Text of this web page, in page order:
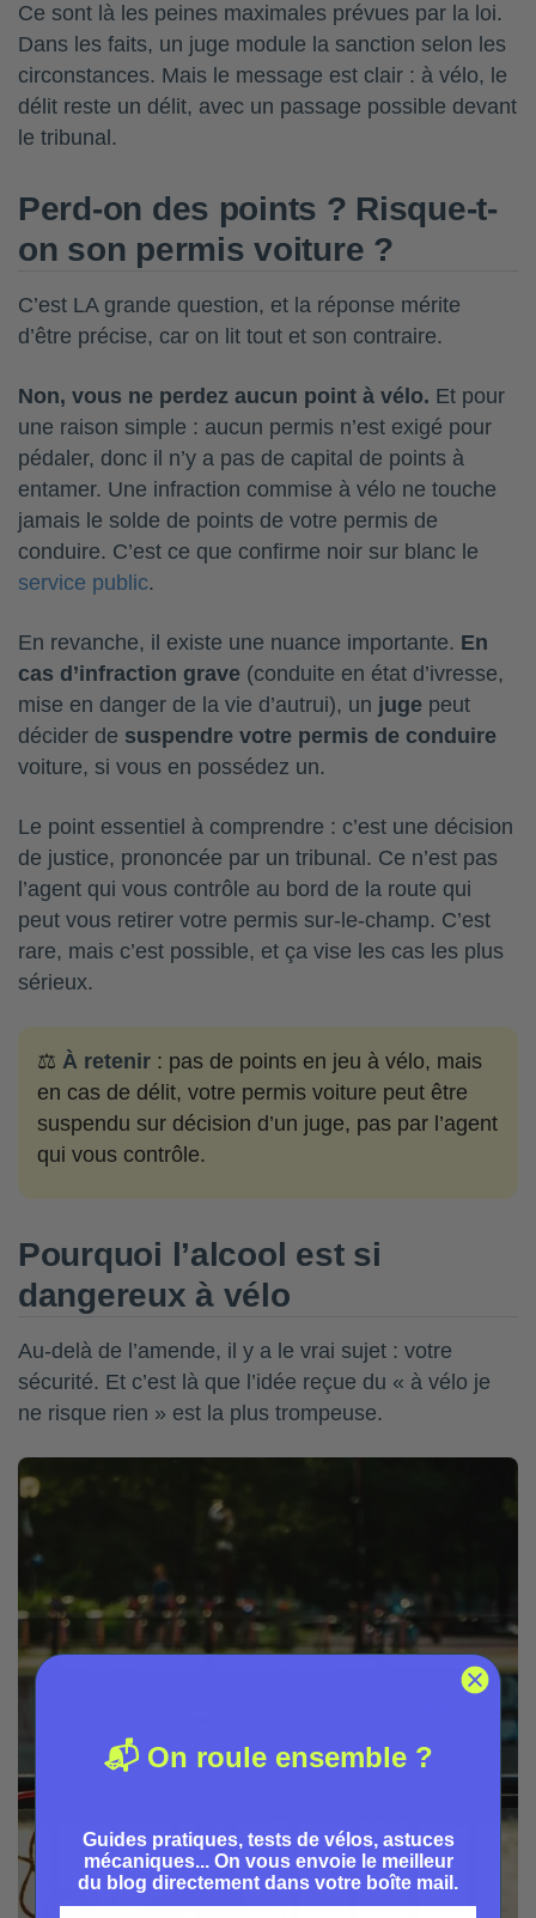
Ce sont là les peines maximales prévues par la loi.
Dans les faits, un juge module la sanction selon les
circonstances. Mais le message est clair : à vélo, le
délit reste un délit, avec un passage possible devant
le tribunal.
Perd-on des points ? Risque-t-
on son permis voiture ?
C’est LA grande question, et la réponse mérite
d’être précise, car on lit tout et son contraire.
Non, vous ne perdez aucun point à vélo. Et pour
une raison simple : aucun permis n’est exigé pour
pédaler, donc il n’y a pas de capital de points à
entamer. Une infraction commise à vélo ne touche
jamais le solde de points de votre permis de
conduire. C’est ce que confirme noir sur blanc le
service public.
En revanche, il existe une nuance importante. En
cas d’infraction grave (conduite en état d’ivresse,
mise en danger de la vie d’autrui), un juge peut
décider de suspendre votre permis de conduire
voiture, si vous en possédez un.
Le point essentiel à comprendre : c’est une décision
de justice, prononcée par un tribunal. Ce n’est pas
l’agent qui vous contrôle au bord de la route qui
peut vous retirer votre permis sur-le-champ. C’est
rare, mais c’est possible, et ça vise les cas les plus
sérieux.
⚖️ À retenir : pas de points en jeu à vélo, mais
en cas de délit, votre permis voiture peut être
suspendu sur décision d’un juge, pas par l’agent
qui vous contrôle.
Pourquoi l’alcool est si
dangereux à vélo
Au-delà de l’amende, il y a le vrai sujet : votre
sécurité. Et c’est là que l’idée reçue du « à vélo je
ne risque rien » est la plus trompeuse.
📬 On roule ensemble ?
Guides pratiques, tests de vélos, astuces
mécaniques... On vous envoie le meilleur
du blog directement dans votre boîte mail.